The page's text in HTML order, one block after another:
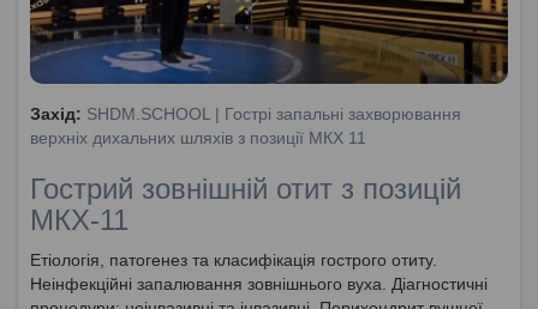
Захід: SHDM.SCHOOL | Гострі запальні захворювання
верхніх дихальних шляхів з позиції МКХ 11
Гострий зовнішній отит з позицій
МКХ-11
Етіологія, патогенез та класифікація гострого отиту.
Неінфекційні запалювання зовнішнього вуха. Діагностичні